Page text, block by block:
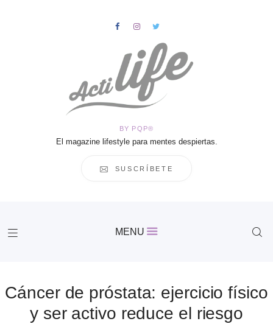
BY PQP®
El magazine lifestyle para mentes despiertas.
SUSCRÍBETE
MENU
Cáncer de próstata: ejercicio físico
y ser activo reduce el riesgo
HOME
Salud